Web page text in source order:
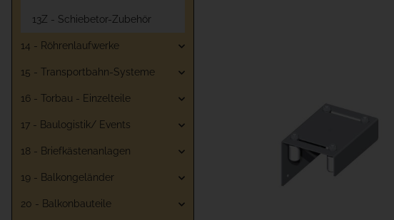
13Z - Schiebetor-Zubehör
14 - Röhrenlaufwerke
15 - Transportbahn-Systeme
16 - Torbau - Einzelteile
17 - Baulogistik/ Events
18 - Briefkästenanlagen
19 - Balkongeländer
20 - Balkonbauteile